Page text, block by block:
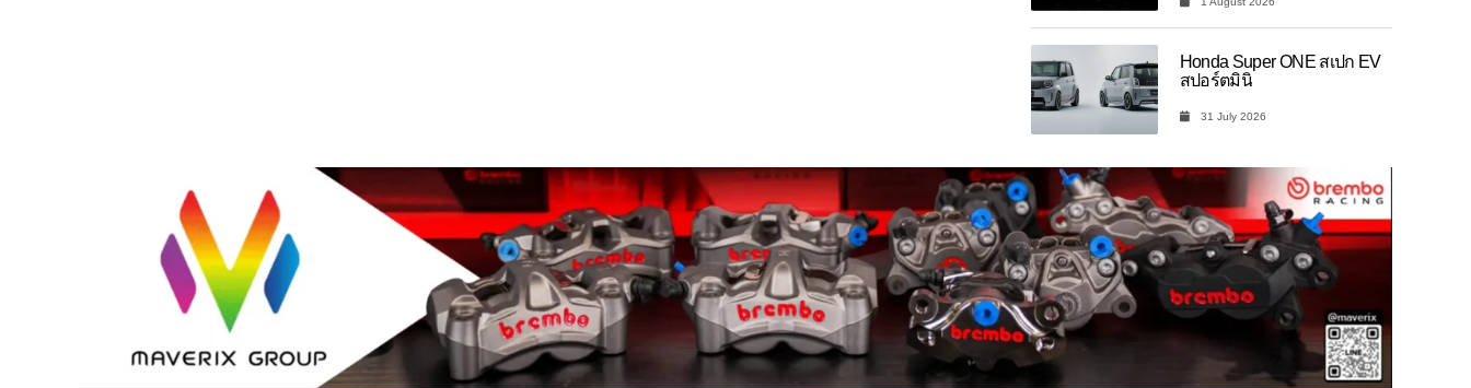
Honda Super ONE สเปก EV
สปอร์ตมินิ
31 July 2026